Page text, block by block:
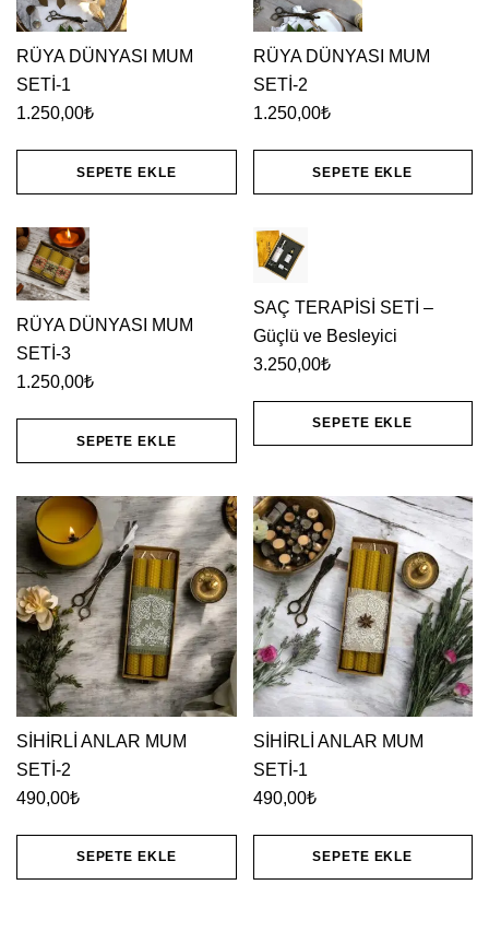
RÜYA DÜNYASI MUM
SETİ-1
1.250,00₺
SEPETE EKLE
RÜYA DÜNYASI MUM
SETİ-2
1.250,00₺
SEPETE EKLE
RÜYA DÜNYASI MUM
SETİ-3
1.250,00₺
SEPETE EKLE
SAÇ TERAPİSİ SETİ –
Güçlü ve Besleyici
3.250,00₺
SEPETE EKLE
SİHİRLİ ANLAR MUM
SETİ-2
490,00₺
SEPETE EKLE
SİHİRLİ ANLAR MUM
SETİ-1
490,00₺
SEPETE EKLE